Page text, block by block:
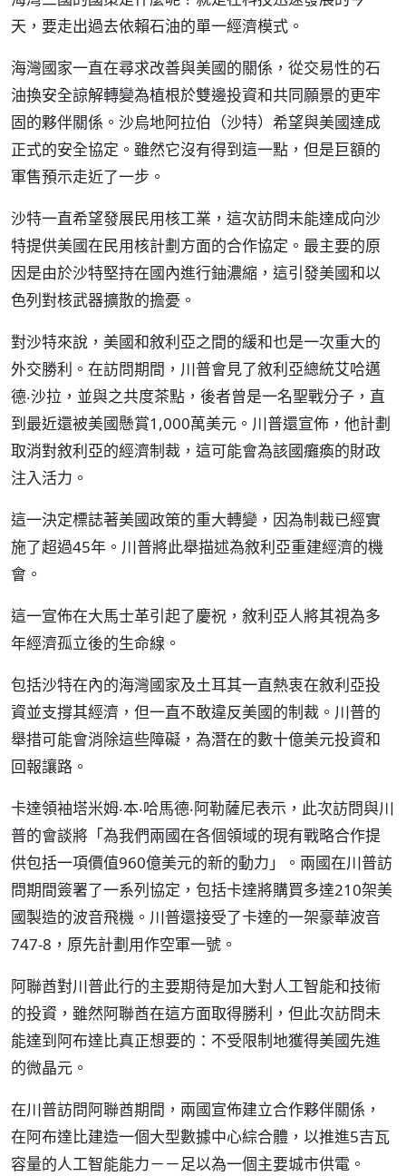
天，要走出過去依賴石油的單一經濟模式。
海灣國家一直在尋求改善與美國的關係，從交易性的石
油換安全諒解轉變為植根於雙邊投資和共同願景的更牢
固的夥伴關係。沙烏地阿拉伯（沙特）希望與美國達成
正式的安全協定。雖然它沒有得到這一點，但是巨額的
軍售預示走近了一步。
沙特一直希望發展民用核工業，這次訪問未能達成向沙
特提供美國在民用核計劃方面的合作協定。最主要的原
因是由於沙特堅持在國內進行鈾濃縮，這引發美國和以
色列對核武器擴散的擔憂。
對沙特來說，美國和敘利亞之間的緩和也是一次重大的
外交勝利。在訪問期間，川普會見了敘利亞總統艾哈邁
德‧沙拉，並與之共度茶點，後者曾是一名聖戰分子，直
到最近還被美國懸賞1,000萬美元。川普還宣佈，他計劃
取消對敘利亞的經濟制裁，這可能會為該國癱瘓的財政
注入活力。
這一決定標誌著美國政策的重大轉變，因為制裁已經實
施了超過45年。川普將此舉描述為敘利亞重建經濟的機
會。
這一宣佈在大馬士革引起了慶祝，敘利亞人將其視為多
年經濟孤立後的生命線。
包括沙特在內的海灣國家及土耳其一直熱衷在敘利亞投
資並支撐其經濟，但一直不敢違反美國的制裁。川普的
舉措可能會消除這些障礙，為潛在的數十億美元投資和
回報讓路。
卡達領袖塔米姆‧本‧哈馬德‧阿勒薩尼表示，此次訪問與川
普的會談將「為我們兩國在各個領域的現有戰略合作提
供包括一項價值960億美元的新的動力」。兩國在川普訪
問期間簽署了一系列協定，包括卡達將購買多達210架美
國製造的波音飛機。川普還接受了卡達的一架豪華波音
747-8，原先計劃用作空軍一號。
阿聯酋對川普此行的主要期待是加大對人工智能和技術
的投資，雖然阿聯酋在這方面取得勝利，但此次訪問未
能達到阿布達比真正想要的：不受限制地獲得美國先進
的微晶元。
在川普訪問阿聯酋期間，兩國宣佈建立合作夥伴關係，
在阿布達比建造一個大型數據中心綜合體，以推進5吉瓦
容量的人工智能能力－－足以為一個主要城市供電。